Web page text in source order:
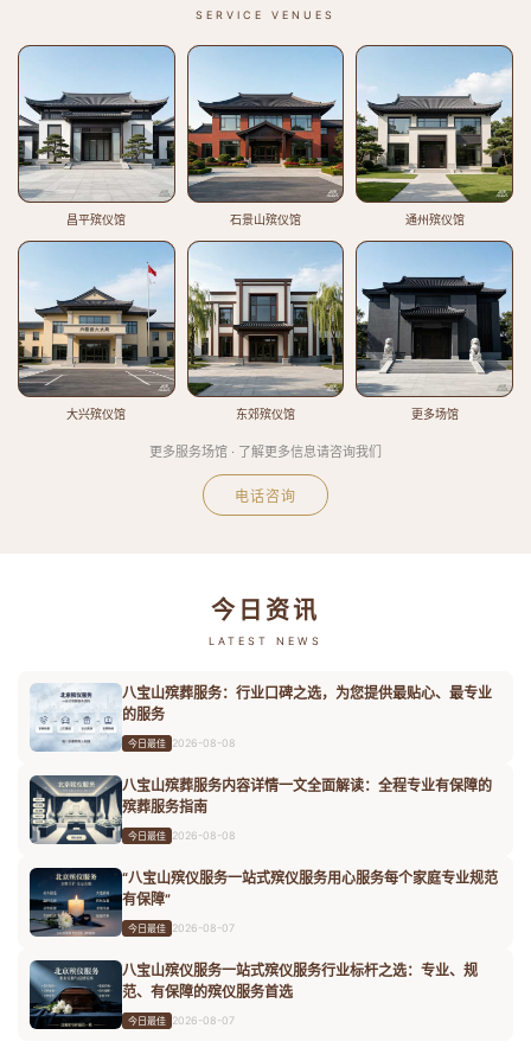
SERVICE VENUES
昌平殡仪馆 石景山殡仪馆 通州殡仪馆
大兴殡仪馆 东郊殡仪馆 更多场馆
更多服务场馆 · 了解更多信息请咨询我们
电话咨询
今日资讯
LATEST NEWS
八宝山殡葬服务：行业口碑之选，为您提供最贴心、最专业
的服务
今日最佳 2026-08-08
八宝山殡葬服务内容详情一文全面解读：全程专业有保障的
殡葬服务指南
今日最佳 2026-08-08
“八宝山殡仪服务一站式殡仪服务用心服务每个家庭专业规范
有保障”
今日最佳 2026-08-07
八宝山殡仪服务一站式殡仪服务行业标杆之选：专业、规
范、有保障的殡仪服务首选
今日最佳 2026-08-07